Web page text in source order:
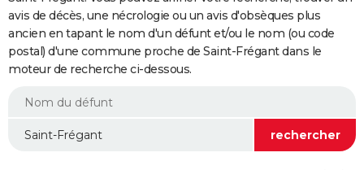
Retraite
Impôts
Epargne
Immobilier
Risques naturels par ville
Banque
Assurance
Crédit
Essais
Réserver un essai
Citadines
Berlines
SUV
Forum auto
+
HIGH-TECH
Mobiles
Meilleur smartphone
Internet
Ordinateurs
Jeux vidéo
Guide high-tech
+BRICOLAGE
Forum
Aménagement intérieur
Extérieur
Cuisine
Salle de bains
Jardinage
Rangement
WEEK-END
Guides de France
Escapades
Patrimoine
Expositions
Musées
Week-end nature
LIFESTYLE
avis de décès, une nécrologie ou un avis d'obsèques plus
ancien en tapant le nom d'un défunt et/ou le nom (ou code
postal) d'une commune proche de Saint-Frégant dans le
moteur de recherche ci-dessous.